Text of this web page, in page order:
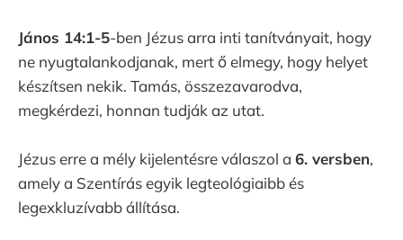
János 14:1-5-ben Jézus arra inti tanítványait, hogy
ne nyugtalankodjanak, mert ő elmegy, hogy helyet
készítsen nekik. Tamás, összezavarodva,
megkérdezi, honnan tudják az utat.
Jézus erre a mély kijelentésre válaszol a 6. versben,
amely a Szentírás egyik legteológiaibb és
legexkluzívabb állítása.